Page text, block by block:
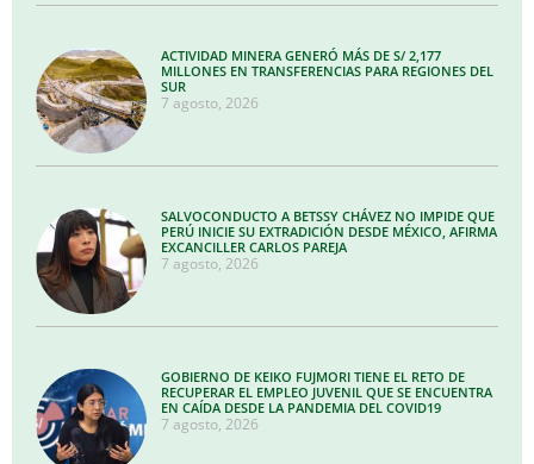
ACTIVIDAD MINERA GENERÓ MÁS DE S/ 2,177
MILLONES EN TRANSFERENCIAS PARA REGIONES DEL
SUR
7 agosto, 2026
SALVOCONDUCTO A BETSSY CHÁVEZ NO IMPIDE QUE
PERÚ INICIE SU EXTRADICIÓN DESDE MÉXICO, AFIRMA
EXCANCILLER CARLOS PAREJA
7 agosto, 2026
GOBIERNO DE KEIKO FUJMORI TIENE EL RETO DE
RECUPERAR EL EMPLEO JUVENIL QUE SE ENCUENTRA
EN CAÍDA DESDE LA PANDEMIA DEL COVID19
7 agosto, 2026